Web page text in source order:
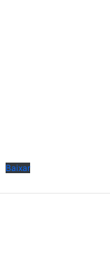
Baixar